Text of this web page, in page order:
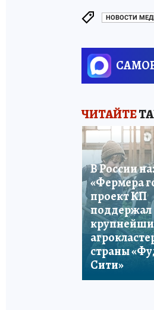
НОВОСТИ
ЧИТАЙТЕ
В России
«Фермера
проект КП
поддержал
страны
Сити»